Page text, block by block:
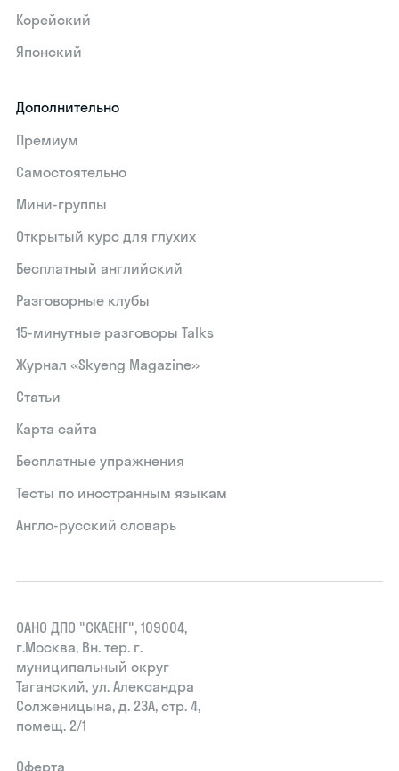
Корейский
Японский
Дополнительно
Премиум
Самостоятельно
Мини-группы
Открытый курс для глухих
Бесплатный английский
Разговорные клубы
15‑минутные разговоры Talks
Журнал «Skyeng Magazine»
Статьи
Карта сайта
Бесплатные упражнения
Тесты по иностранным языкам
Англо-русский словарь
ОАНО ДПО "СКАЕНГ", 109004,
г.Москва, Вн. тер. г.
муниципальный округ
Таганский, ул. Александра
Солженицына, д. 23А, стр. 4,
помещ. 2/1
Оферта